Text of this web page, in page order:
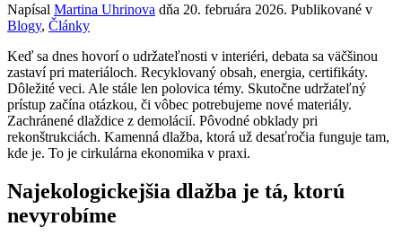
Napísal Martina Uhrinova dňa 20. februára 2026. Publikované v
Blogy, Články
Keď sa dnes hovorí o udržateľnosti v interiéri, debata sa väčšinou
zastaví pri materiáloch. Recyklovaný obsah, energia, certifikáty.
Dôležité veci. Ale stále len polovica témy. Skutočne udržateľný
prístup začína otázkou, či vôbec potrebujeme nové materiály.
Zachránené dlaždice z demolácií. Pôvodné obklady pri
rekonštrukciách. Kamenná dlažba, ktorá už desaťročia funguje tam,
kde je. To je cirkulárna ekonomika v praxi.
Najekologickejšia dlažba je tá, ktorú
nevyrobíme